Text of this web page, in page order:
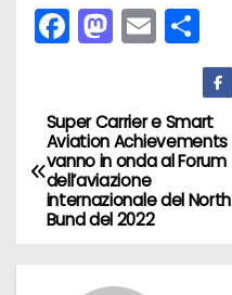
F
e
b
o
o
k
M
o
d
o
n
E
l
C
o
n
di
vi
di
N
a
v
i
Super Carrier e Smart
Aviation Achievements
vanno in onda al Forum
dell’aviazione
internazionale del North
Bund del 2022